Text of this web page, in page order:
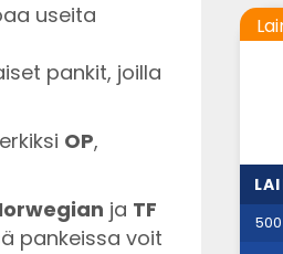
useita
pankit, joilla
OP,
ja TF
pankeissa voit